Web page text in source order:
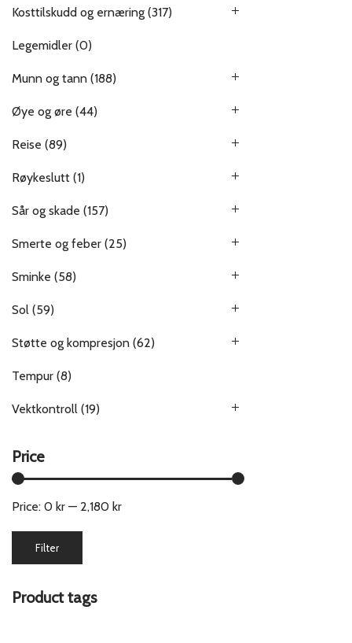
Kosttilskudd og ernæring (317)
Legemidler (0)
Munn og tann (188)
Øye og øre (44)
Reise (89)
Røykeslutt (1)
Sår og skade (157)
Smerte og feber (25)
Sminke (58)
Sol (59)
Støtte og kompresjon (62)
Tempur (8)
Vektkontroll (19)
Price
price
price
Filter
Price: 0 kr — 2,180 kr
Product tags